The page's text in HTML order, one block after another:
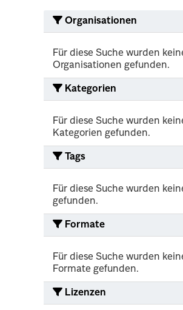
Organisationen
Für diese Suche wurden
Organisationen gefunden.
Kategorien
Für diese Suche wurden
Kategorien gefunden.
Tags
Für diese Suche wurden
gefunden.
Formate
Für diese Suche wurden
Formate gefunden.
Lizenzen